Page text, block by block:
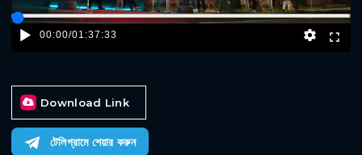
00:00/01:37:33
Download Link
টেলিগ্রামে শেয়ার করুন